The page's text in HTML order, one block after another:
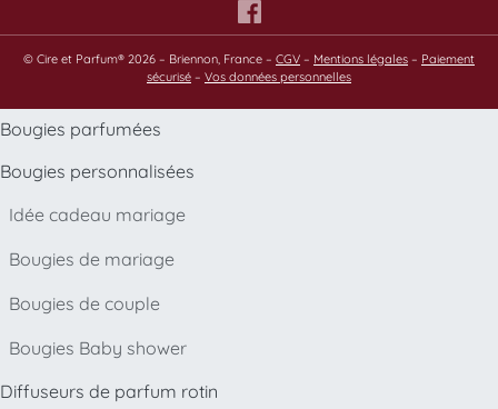
© Cire et Parfum® 2026 – Briennon, France – CGV – Mentions légales – Paiement
sécurisé – Vos données personnelles
Bougies parfumées
Bougies personnalisées
Idée cadeau mariage
Bougies de mariage
Bougies de couple
Bougies Baby shower
Diffuseurs de parfum rotin